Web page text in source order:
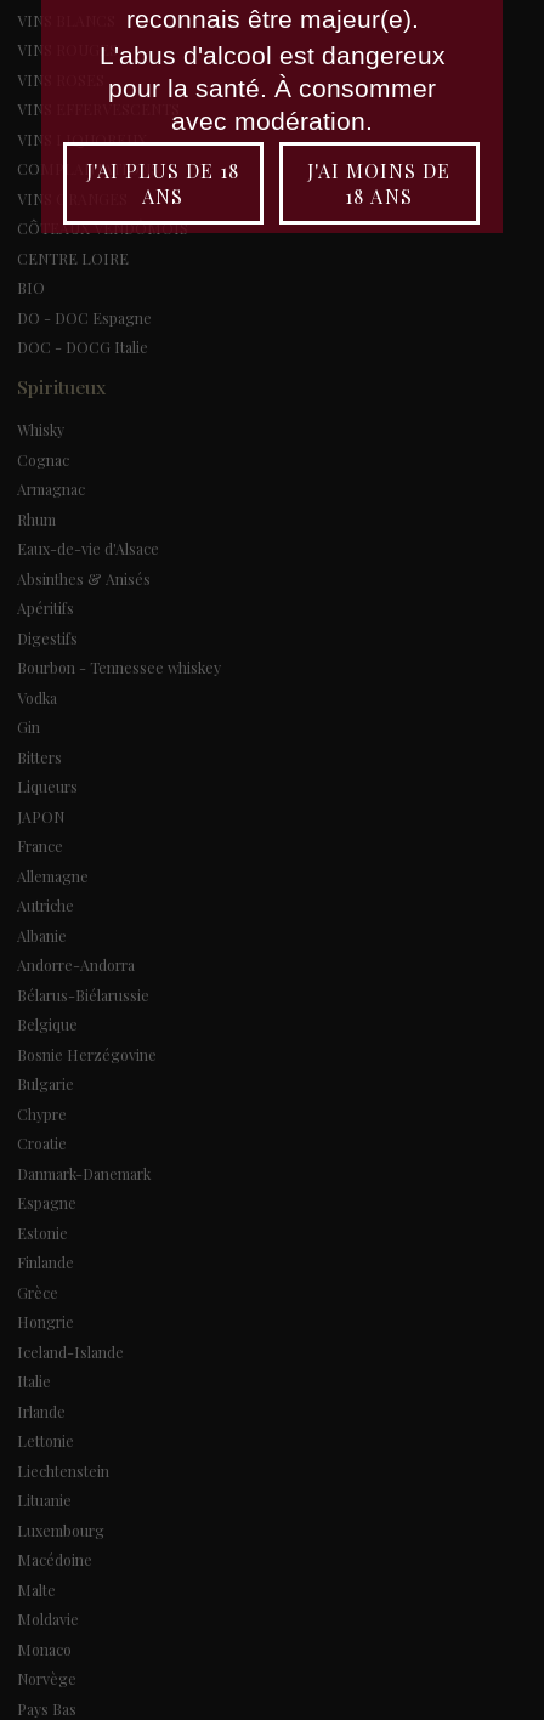
VINS BLANCS
VINS ROUGES
VINS ROSES
VINS EFFERVESCENTS
VINS LIQUOREUX
COMPLANTATIONS
VINS ORANGES
CÔTEAUX VENDÔMOIS
CENTRE LOIRE
BIO
DO - DOC Espagne
DOC - DOCG Italie
Spiritueux
Whisky
Cognac
Armagnac
Rhum
Eaux-de-vie d'Alsace
Absinthes & Anisés
Apéritifs
Digestifs
Bourbon - Tennessee whiskey
Vodka
Gin
Bitters
Liqueurs
JAPON
France
Allemagne
Autriche
Albanie
Andorre-Andorra
Bélarus-Biélarussie
Belgique
Bosnie Herzégovine
Bulgarie
Chypre
Croatie
Danmark-Danemark
Espagne
Estonie
Finlande
Grèce
Hongrie
Iceland-Islande
Italie
Irlande
Lettonie
Liechtenstein
Lituanie
Luxembourg
Macédoine
Malte
Moldavie
Monaco
Norvège
Pays Bas
reconnais être majeur(e).
L'abus d'alcool est dangereux
pour la santé. À consommer
avec modération.
J'AI PLUS DE 18
ANS
J'AI MOINS DE
18 ANS